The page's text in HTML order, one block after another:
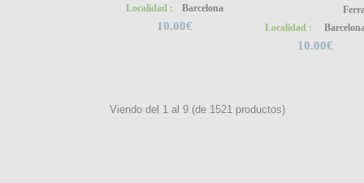
Localidad :
Barcelona
10.00€
Localidad :
10.00€
Viendo del 1 al 9 (de 1521 productos)